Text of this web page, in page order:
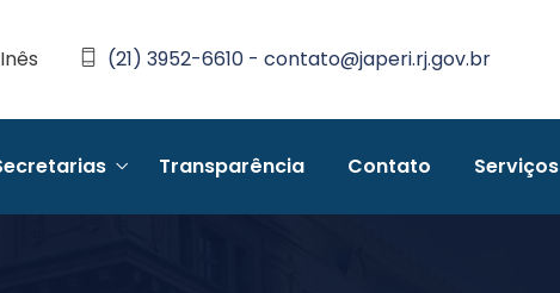
(21) 3952-6610 - contato@japeri.rj.gov.br
Transparência Contato Serviços